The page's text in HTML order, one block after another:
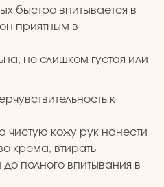
быстро впитывается в
приятным в
не слишком густая или
к
чистую кожу рук нанести
крема, втирать
полного впитывания в
оферта
центр
на звонок